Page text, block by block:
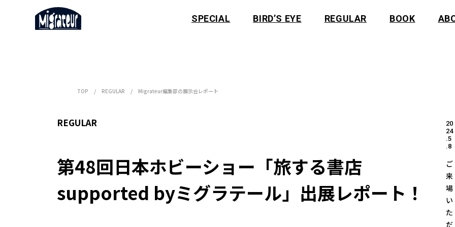
SPECIAL BIRD’S EYE REGULAR BOOK
TOP REGULAR Migrateur編集部の展示会レポート
REGULAR
20
24
.5
.8
第48回日本ホビーショー「旅する書店
supported byミグラテール」出展レポート！
ご
来
場
い
た
だ